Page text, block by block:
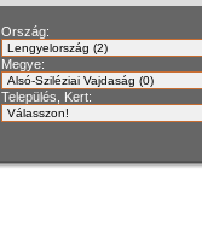
Ország:
Megye:
Település, Kert: